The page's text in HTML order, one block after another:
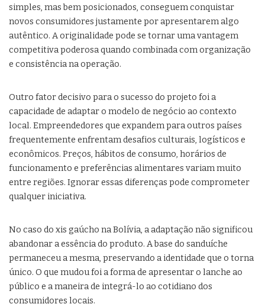
simples, mas bem posicionados, conseguem conquistar
novos consumidores justamente por apresentarem algo
autêntico. A originalidade pode se tornar uma vantagem
competitiva poderosa quando combinada com organização
e consistência na operação.
Outro fator decisivo para o sucesso do projeto foi a
capacidade de adaptar o modelo de negócio ao contexto
local. Empreendedores que expandem para outros países
frequentemente enfrentam desafios culturais, logísticos e
econômicos. Preços, hábitos de consumo, horários de
funcionamento e preferências alimentares variam muito
entre regiões. Ignorar essas diferenças pode comprometer
qualquer iniciativa.
No caso do xis gaúcho na Bolívia, a adaptação não significou
abandonar a essência do produto. A base do sanduíche
permaneceu a mesma, preservando a identidade que o torna
único. O que mudou foi a forma de apresentar o lanche ao
público e a maneira de integrá-lo ao cotidiano dos
consumidores locais.